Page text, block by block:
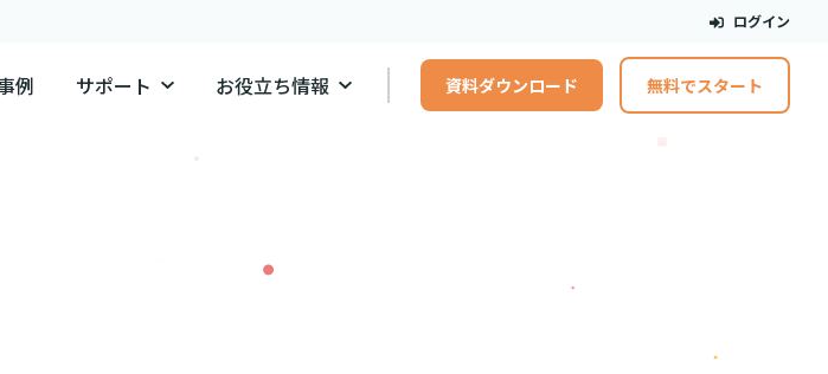
ログイン
例 サポート お役立ち情報 資料ダウンロード 無料でスタート